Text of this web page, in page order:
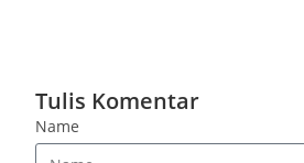
Tulis Komentar
Name